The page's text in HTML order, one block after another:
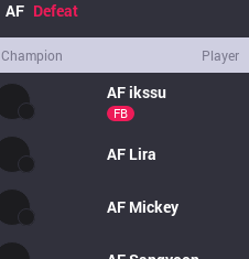
AF Defeat
Champion Player
AFikssu
FB
AF Lira
AF Mickey